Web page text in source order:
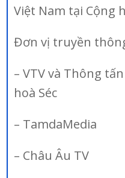
Việt Nam tại Cộng
Đơn vị truyền
– VTV và Thông
hoà Séc
– TamdaMedia
– Châu Âu TV